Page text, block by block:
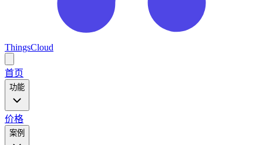
ThingsCloud
main
menu
首页
功能
价格
案例